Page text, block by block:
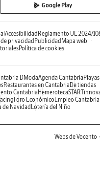
Google Play
AccesibilidadReglamento UE 2024/
privacidadPublicidadMapa web
Política de cookies
DModaAgenda CantabriaPlayas
Restaurantes en CantabriaDe tiendas
CantabriaHemeroteca
Foro EconómicoEmpleo Cantabria
de NavidadLotería del Niño
Webs de Vocento